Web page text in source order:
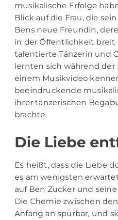
musikalische Erfolge
Blick auf die Frau, die
Bens neue Freundin,
in der Öffentlichkeit breit
talentierte Tänzerin und
lernten sich während der
einem Musikvideo
beeindruckende
ihrer tänzerischen
brachte.
Die Liebe
Es heißt, dass die Liebe
es am wenigsten
auf Ben Zucker und
Die Chemie zwischen
Anfang an spürbar, und